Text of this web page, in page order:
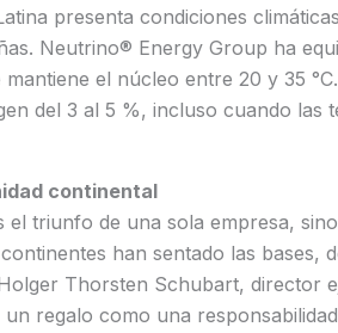
presenta condiciones
Neutrino® Energy Group ha
el núcleo entre 20 y 35
del 3 al 5 %, incluso cuando las
continental
el triunfo de una sola empresa,
han sentado las bases,
Thorsten Schubart, director
regalo como una